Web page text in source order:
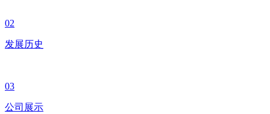
02
发展历史
03
公司展示